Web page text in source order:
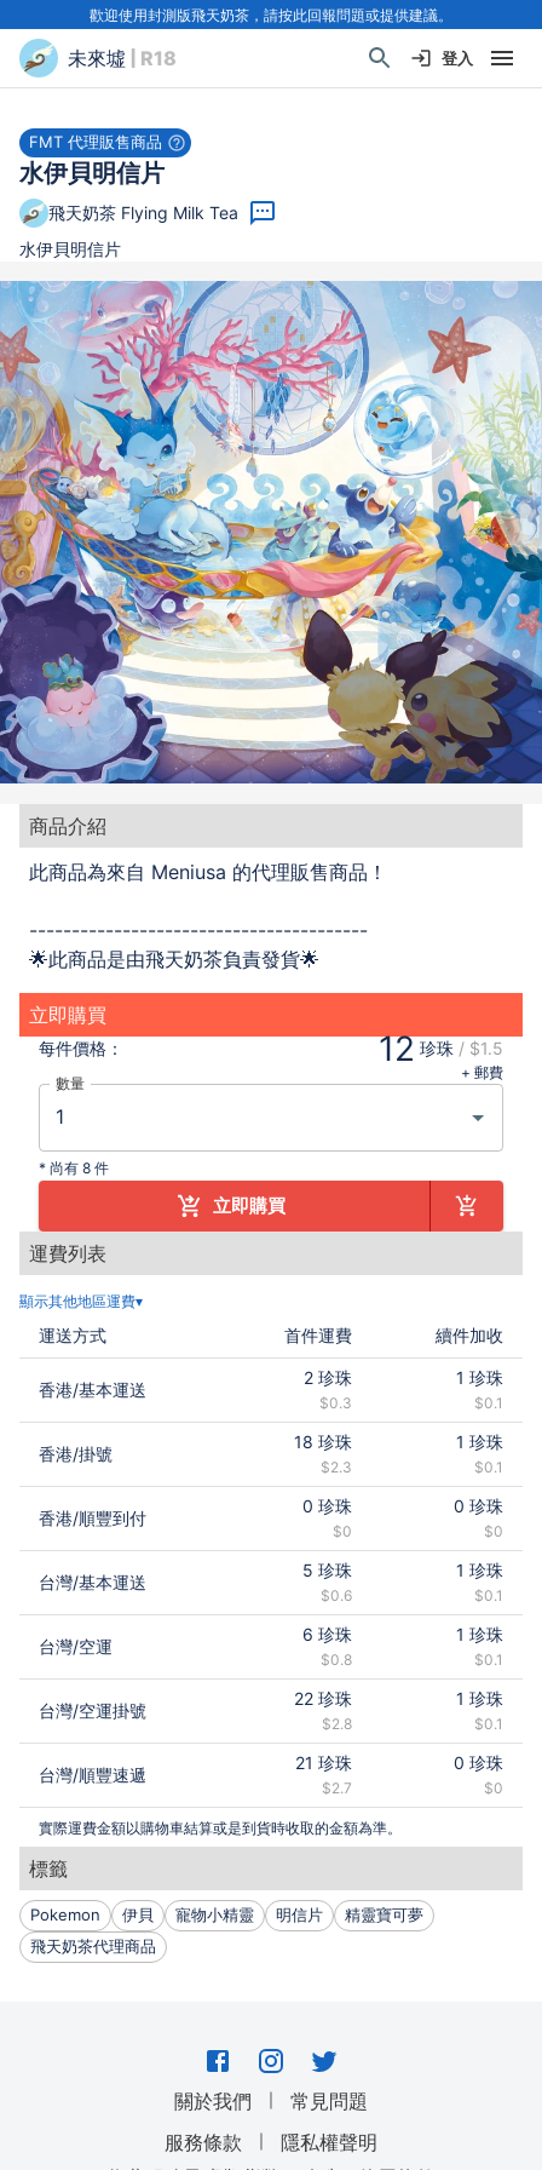
歡迎使用封測版飛天奶茶，請按此回報問題或提供建議。
未來墟 | R18 登入
FMT 代理販售商品
水伊貝明信片
飛天奶茶 Flying Milk Tea
水伊貝明信片
商品介紹
此商品為來自 Meniusa 的代理販售商品！
----------------------------------------
🌟此商品是由飛天奶茶負責發貨🌟
立即購買
每件價格： 12 珍珠 / $1.5
+ 郵費
數量
* 尚有 8 件
立即購買
運費列表
顯示其他地區運費▾
運送方式 首件運費 續件加收
香港/基本運送
2 珍珠
$0.3
1 珍珠
$0.1
香港/掛號
18 珍珠
$2.3
1 珍珠
$0.1
香港/順豐到付
0 珍珠
$0
0 珍珠
$0
台灣/基本運送
5 珍珠
$0.6
1 珍珠
$0.1
台灣/空運
6 珍珠
$0.8
1 珍珠
$0.1
台灣/空運掛號
22 珍珠
$2.8
1 珍珠
$0.1
台灣/順豐速遞
21 珍珠
$2.7
0 珍珠
$0
實際運費金額以購物車結算或是到貨時收取的金額為準。
標籤
Pokemon 伊貝 寵物小精靈 明信片
精靈寶可夢
飛天奶茶代理商品
關於我們 ｜
常見問題
服務條款
｜
隱私權聲明